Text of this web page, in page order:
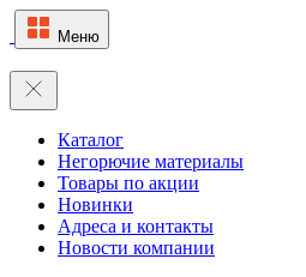
Меню
Каталог
Негорючие материалы
Товары по акции
Новинки
Адреса и контакты
Новости компании